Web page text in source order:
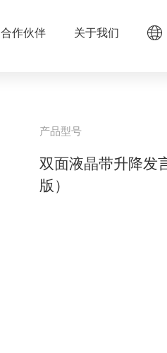
合作伙伴 关于我们
产品型号
双面液晶带升降发
版）